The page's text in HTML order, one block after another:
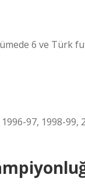
6 ve Türk
97, 1998-99,